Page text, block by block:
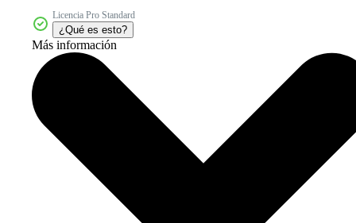
Licencia Pro Standard
¿Qué es esto?
Más información